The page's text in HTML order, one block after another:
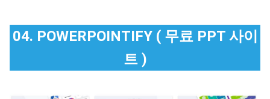
04. POWERPOINTIFY ( 무료 PPT 사이
트 )